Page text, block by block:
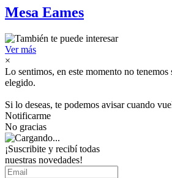
Mesa Eames
Ver más
×
Lo sentimos, en este momento no
elegido.
Si lo deseas, te podemos avisar cuando
Notificarme
No gracias
¡Suscribite y recibí todas
nuestras novedades!